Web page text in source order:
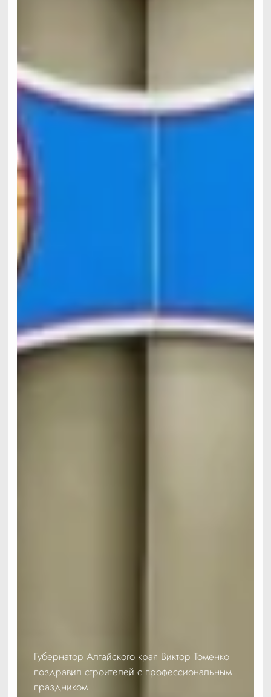
Губернатор Алтайского края Виктор Томенко
поздравил строителей с профессиональным
праздником